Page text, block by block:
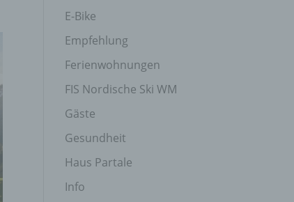
E-Bike
Empfehlung
Ferienwohnungen
FIS Nordische Ski WM
Gäste
Gesundheit
Haus Partale
Info